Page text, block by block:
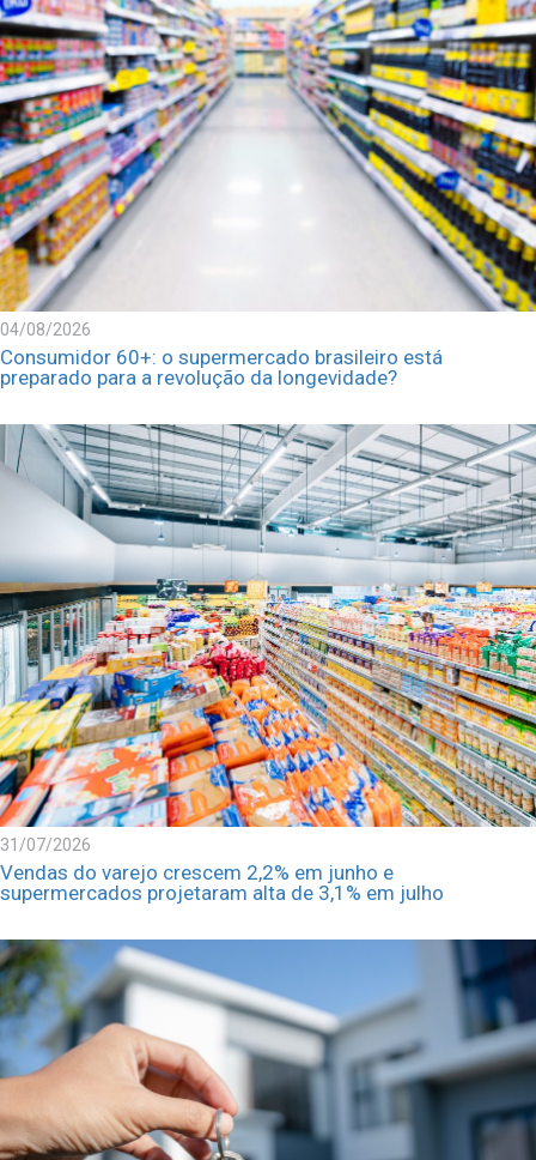
04/08/2026
Consumidor 60+: o supermercado brasileiro está
preparado para a revolução da longevidade?
31/07/2026
Vendas do varejo crescem 2,2% em junho e
supermercados projetaram alta de 3,1% em julho